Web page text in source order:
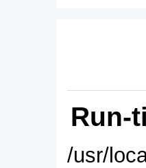
Run-
/usr/